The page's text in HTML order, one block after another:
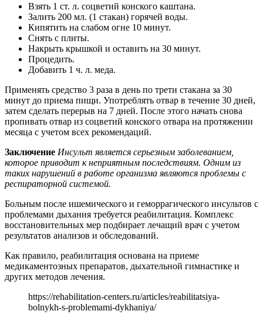
Взять 1 ст. л. соцветий конского каштана.
Залить 200 мл. (1 стакан) горячей воды.
Кипятить на слабом огне 10 минут.
Снять с плиты.
Накрыть крышкой и оставить на 30 минут.
Процедить.
Добавить 1 ч. л. меда.
Применять средство 3 раза в день по трети стакана за 30
минут до приема пищи. Употреблять отвар в течение 30 дней,
затем сделать перерыв на 7 дней. После этого начать снова
пропивать отвар из соцветий конского отвара на протяжении
месяца с учетом всех рекомендаций.
Заключение Инсульт является серьезным заболеванием,
которое приводит к неприятным последствиям. Одним из
таких нарушений в работе организма являются проблемы с
респираторной системой.
Больным после ишемического и геморрагического инсультов с
проблемами дыхания требуется реабилитация. Комплекс
восстановительных мер подбирает лечащий врач с учетом
результатов анализов и обследований.
Как правило, реабилитация основана на приеме
медикаментозных препаратов, дыхательной гимнастике и
других методов лечения.
https://rehabilitation-centers.ru/articles/reabilitatsiya-
bolnykh-s-problemami-dykhaniya/